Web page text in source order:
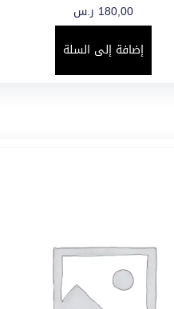
180,00 ر.س
إضافة إلى السلة